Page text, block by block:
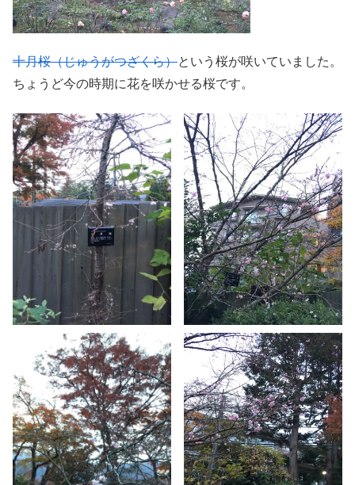
十月桜（じゅうがつざくら）という桜が咲いていました。
ちょうど今の時期に花を咲かせる桜です。